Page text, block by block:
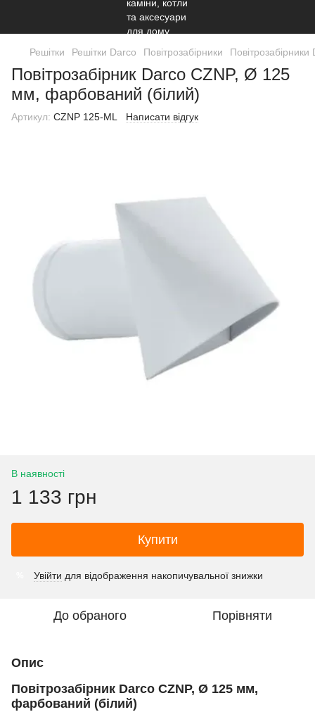
Решітки Решітки Darco Повітрозабірники Повітрозабірники
Повітрозабірник Darco CZNP, Ø 125
мм, фарбований (білий)
Артикул: CZNP 125-ML Написати відгук
В наявності
1 133 грн
Купити
Увійти для відображення накопичувальної знижки
До обраного Порівняти
Опис
Повітрозабірник Darco CZNP, Ø 125 мм,
фарбований (білий)